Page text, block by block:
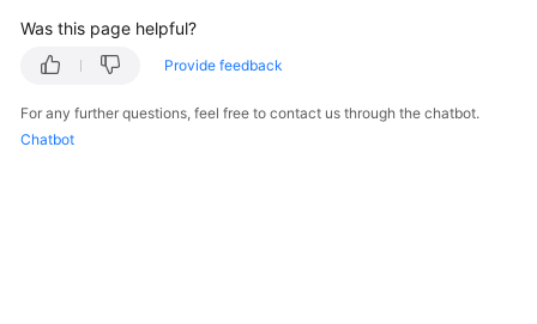
API
SDK
Reference
Was this page helpful?
Provide feedback
For any further questions, feel free to contact us through the chatbot.
Chatbot